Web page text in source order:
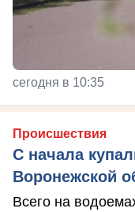
сегодня в 10:35
Происшествия
С начала
Воронежской
Всего на